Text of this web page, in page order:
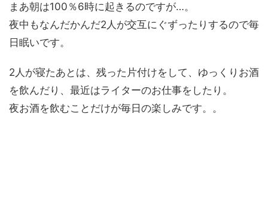
まあ朝は100％6時に起きるのですが…。
夜中もなんだかんだ2人が交互にぐずったりするので毎
日眠いです。
2人が寝たあとは、残った片付けをして、ゆっくりお酒
を飲んだり、最近はライターのお仕事をしたり。
夜お酒を飲むことだけが毎日の楽しみです。。